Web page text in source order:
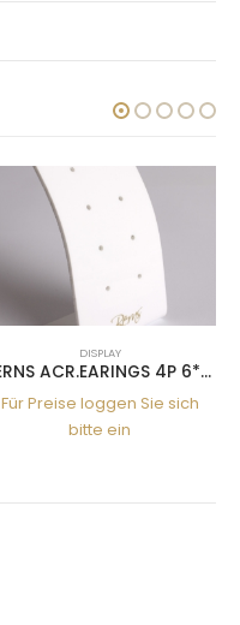
DISPLAY
BERNS ACR.EARINGS 4P 6*14CM
Für Preise loggen Sie sich
bitte ein